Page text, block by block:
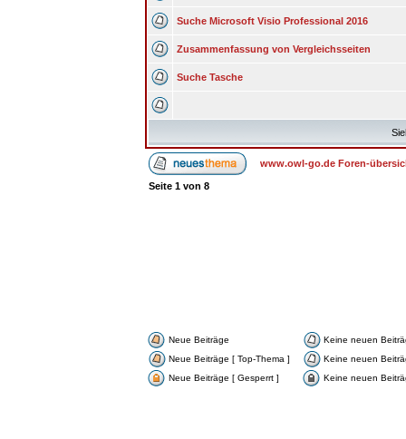
Suche Microsoft Visio Professional 2016
Zusammenfassung von Vergleichsseiten
Suche Tasche
www.owl-go.de Foren-
Seite 1 von 8
Neue Beiträge
Keine neuen
Neue Beiträge [ Top-Thema ]
Keine neuen
Neue Beiträge [ Gesperrt ]
Keine neuen